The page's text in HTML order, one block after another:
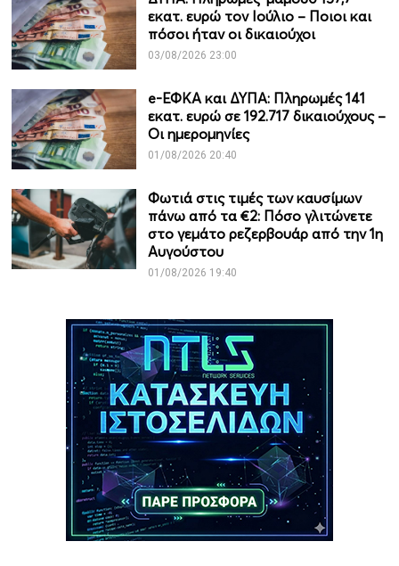
εκατ. ευρώ τον Ιούλιο – Ποιοι και
πόσοι ήταν οι δικαιούχοι
03/08/2026 23:00
e-ΕΦΚΑ και ΔΥΠΑ: Πληρωμές 141
εκατ. ευρώ σε 192.717 δικαιούχους –
Οι ημερομηνίες
01/08/2026 20:40
Φωτιά στις τιμές των καυσίμων
πάνω από τα €2: Πόσο γλιτώνετε
στο γεμάτο ρεζερβουάρ από την 1η
Αυγούστου
01/08/2026 19:40